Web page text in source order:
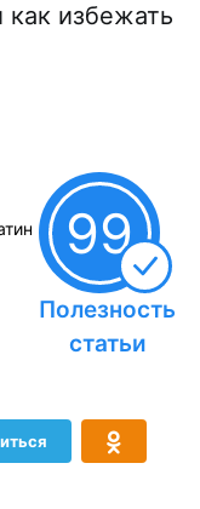
как избежать
99
Полезность
статьи